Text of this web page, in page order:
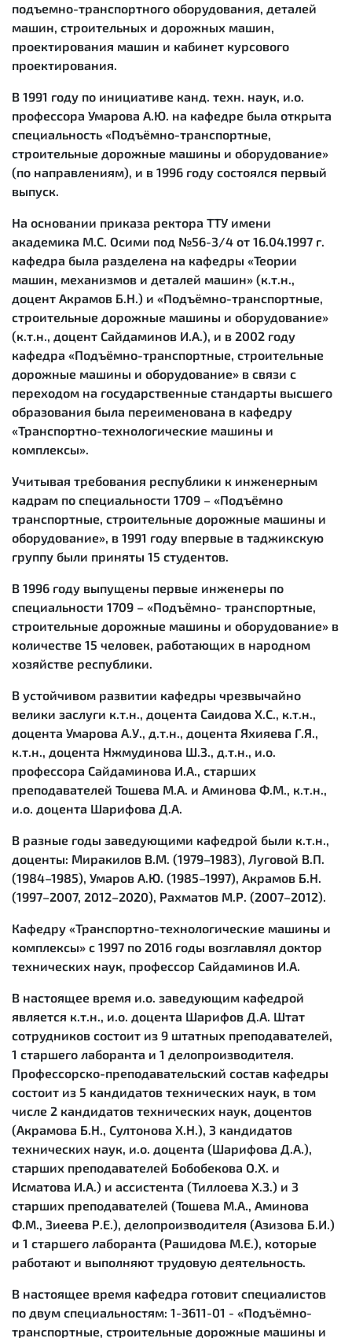
подъемно-транспортного оборудования, деталей
машин, строительных и дорожных машин,
проектирования машин и кабинет курсового
проектирования.
В 1991 году по инициативе канд. техн. наук, и.о.
профессора Умарова А.Ю. на кафедре была открыта
специальность «Подъёмно-транспортные,
строительные дорожные машины и оборудование»
(по направлениям), и в 1996 году состоялся первый
выпуск.
На основании приказа ректора ТТУ имени
академика М.С. Осими под №56-3/4 от 16.04.1997 г.
кафедра была разделена на кафедры «Теории
машин, механизмов и деталей машин» (к.т.н.,
доцент Акрамов Б.Н.) и «Подъёмно-транспортные,
строительные дорожные машины и оборудование»
(к.т.н., доцент Сайдаминов И.А.), и в 2002 году
кафедра «Подъёмно-транспортные, строительные
дорожные машины и оборудование» в связи с
переходом на государственные стандарты высшего
образования была переименована в кафедру
«Транспортно-технологические машины и
комплексы».
Учитывая требования республики к инженерным
кадрам по специальности 1709 – «Подъёмно
транспортные, строительные дорожные машины и
оборудование», в 1991 году впервые в таджикскую
группу были приняты 15 студентов.
В 1996 году выпущены первые инженеры по
специальности 1709 – «Подъёмно- транспортные,
строительные дорожные машины и оборудование» в
количестве 15 человек, работающих в народном
хозяйстве республики.
В устойчивом развитии кафедры чрезвычайно
велики заслуги к.т.н., доцента Саидова Х.С., к.т.н.,
доцента Умарова А.У., д.т.н., доцента Яхияева Г.Я.,
к.т.н., доцента Нжмудинова Ш.З., д.т.н., и.о.
профессора Сайдаминова И.А., старших
преподавателей Тошева М.А. и Аминова Ф.М., к.т.н.,
и.о. доцента Шарифова Д.А.
В разные годы заведующими кафедрой были к.т.н.,
доценты: Миракилов В.М. (1979–1983), Луговой В.П.
(1984–1985), Умаров А.Ю. (1985–1997), Акрамов Б.Н.
(1997–2007, 2012–2020), Рахматов М.Р. (2007–2012).
Кафедру «Транспортно-технологические машины и
комплексы» с 1997 по 2016 годы возглавлял доктор
технических наук, профессор Сайдаминов И.А.
В настоящее время и.о. заведующим кафедрой
является к.т.н., и.о. доцента Шарифов Д.А. Штат
сотрудников состоит из 9 штатных преподавателей,
1 старшего лаборанта и 1 делопроизводителя.
Профессорско-преподавательский состав кафедры
состоит из 5 кандидатов технических наук, в том
числе 2 кандидатов технических наук, доцентов
(Акрамова Б.Н., Султонова Х.Н.), 3 кандидатов
технических наук, и.о. доцента (Шарифова Д.А.),
старших преподавателей Бобобекова О.Х. и
Исматова И.А.) и ассистента (Тиллоева Х.З.) и 3
старших преподавателей (Тошева М.А., Аминова
Ф.М., Зиеева Р.Е.), делопроизводителя (Азизова Б.И.)
и 1 старшего лаборанта (Рашидова М.Е.), которые
работают и выполняют трудовую деятельность.
В настоящее время кафедра готовит специалистов
по двум специальностям: 1-3611-01 - «Подъёмно-
транспортные, строительные дорожные машины и